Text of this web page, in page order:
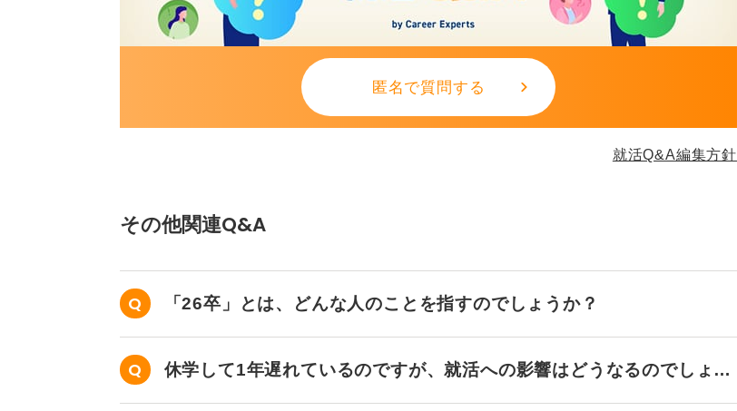
匿名で質問する
就活Q&A編集方針
その他関連Q&A
「26卒」とは、どんな人のことを指すのでしょうか？
休学して1年遅れているのですが、就活への影響はどうなるのでしょう
か？